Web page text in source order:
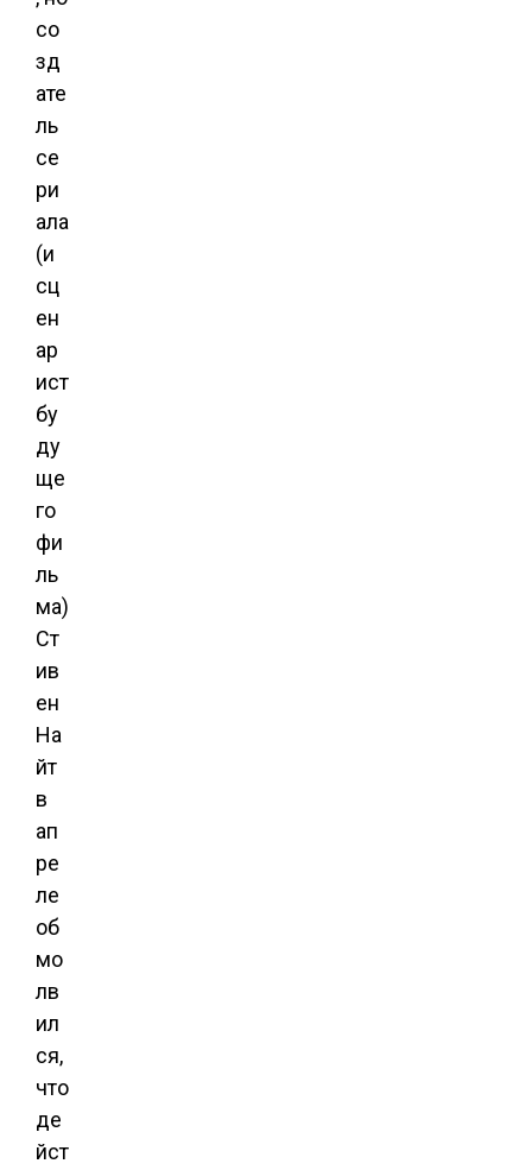
со
зд
ате
ль
се
ри
ала
(и
сц
ен
ар
ист
бу
ду
ще
го
фи
ль
ма)
Ст
ив
ен
На
йт
в
ап
ре
ле
об
мо
лв
ил
ся,
что
де
йст